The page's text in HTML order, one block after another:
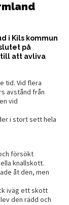
i Kils kommun
på
till att avliva
tid. Vid flera
avstånd från
vid
i stort sett hela
försökt
knallskott.
åt den, men
iväg ett skott
den rädd och